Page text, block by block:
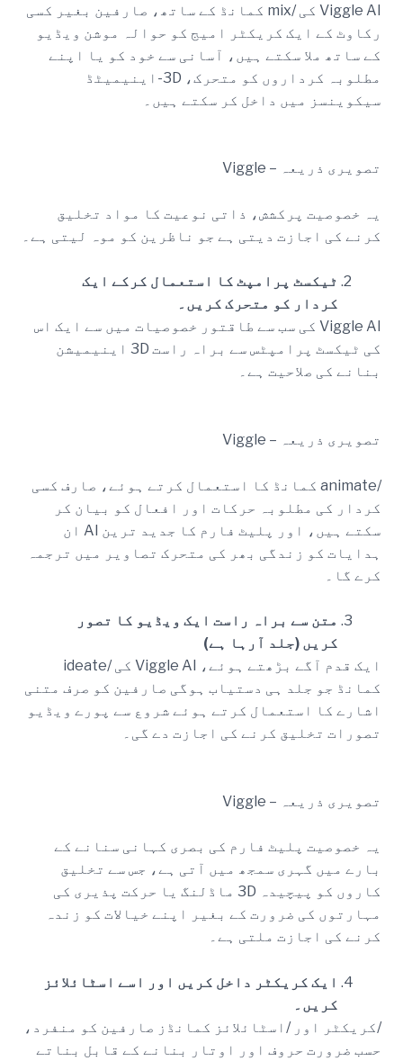
Viggle AI کی /mix کمانڈ کے ساتھ، صارفین بغیر کسی
رکاوٹ کے ایک کریکٹر امیج کو حوالہ موشن ویڈیو
کے ساتھ ملا سکتے ہیں، آسانی سے خود کو یا اپنے
مطلوبہ کرداروں کو متحرک، 3D-اینیمیٹڈ
سیکوینسز میں داخل کر سکتے ہیں۔
تصویری ذریعہ – Viggle
یہ خصوصیت پرکشش، ذاتی نوعیت کا مواد تخلیق
کرنے کی اجازت دیتی ہے جو ناظرین کو موہ لیتی ہے۔
ٹیکسٹ پرامپٹ کا استعمال کرکے ایک
کردار کو متحرک کریں۔
Viggle AI کی سب سے طاقتور خصوصیات میں سے ایک اس
کی ٹیکسٹ پرامپٹس سے براہ راست 3D اینیمیشن
بنانے کی صلاحیت ہے۔
تصویری ذریعہ – Viggle
/animate کمانڈ کا استعمال کرتے ہوئے، صارف کسی
کردار کی مطلوبہ حرکات اور افعال کو بیان کر
سکتے ہیں، اور پلیٹ فارم کا جدید ترین AI ان
ہدایات کو زندگی بھر کی متحرک تصاویر میں ترجمہ
کرے گا۔
متن سے براہ راست ایک ویڈیو کا تصور
کریں (جلد آرہا ہے)
ایک قدم آگے بڑھتے ہوئے، Viggle AI کی /ideate
کمانڈ جو جلد ہی دستیاب ہوگی صارفین کو صرف متنی
اشارے کا استعمال کرتے ہوئے شروع سے پورے ویڈیو
تصورات تخلیق کرنے کی اجازت دے گی۔
تصویری ذریعہ – Viggle
یہ خصوصیت پلیٹ فارم کی بصری کہانی سنانے کے
بارے میں گہری سمجھ میں آتی ہے، جس سے تخلیق
کاروں کو پیچیدہ 3D ماڈلنگ یا حرکت پذیری کی
مہارتوں کی ضرورت کے بغیر اپنے خیالات کو زندہ
کرنے کی اجازت ملتی ہے۔
ایک کریکٹر داخل کریں اور اسے اسٹائلائز
کریں۔
/کریکٹر اور /اسٹائلائز کمانڈز صارفین کو منفرد،
حسب ضرورت حروف اور اوتار بنانے کے قابل بناتے